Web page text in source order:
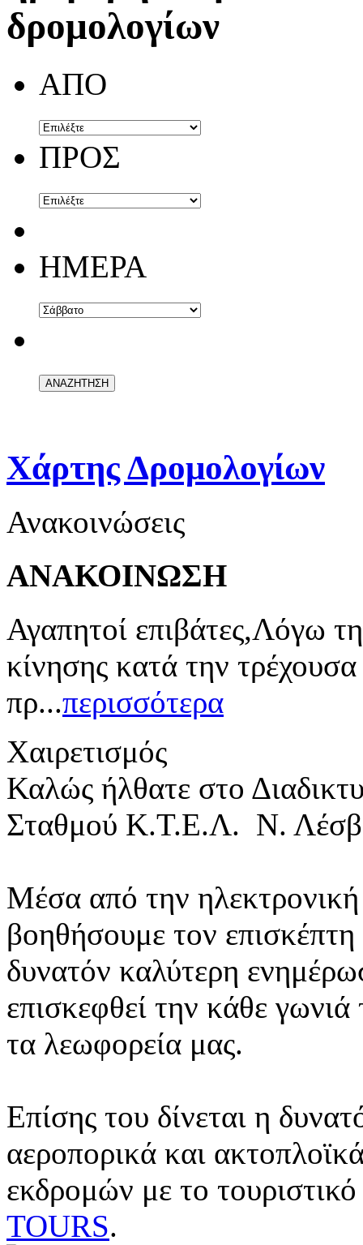
δρομολογίων
ΑΠΟ
ΠΡΟΣ
ΗΜΕΡΑ
Χάρτης Δρομολογίων
Ανακοινώσεις
ΑΝΑΚΟΙΝΩΣΗ
Αγαπητοί επιβάτες,Λόγω
κίνησης κατά την
πρ...περισσότερα
Χαιρετισμός
Καλώς ήλθατε στο
Σταθμού Κ.Τ.Ε.Λ. Ν.
Μέσα από την ηλεκτρονική
βοηθήσουμε τον
δυνατόν καλύτερη
επισκεφθεί την κάθε
τα λεωφορεία μας.
Επίσης του δίνεται η
αεροπορικά και
εκδρομών με το
TOURS.